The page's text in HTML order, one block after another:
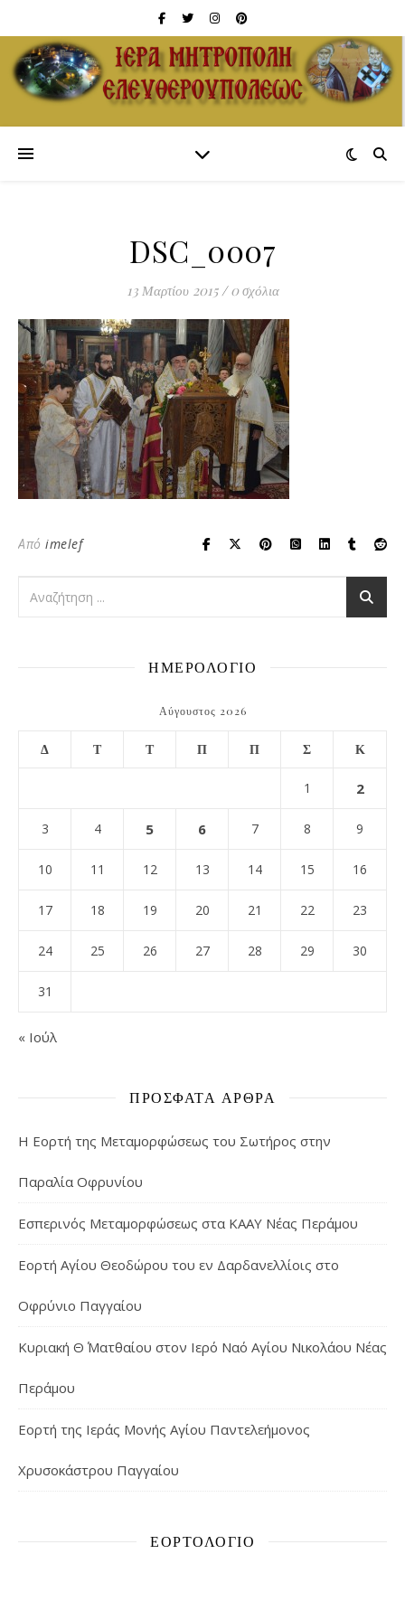
DSC_0007
13 Μαρτίου 2015 / 0 σχόλια
Από imelef
ΗΜΕΡΟΛΟΓΙΟ
Αύγουστος 2026
Δ Τ Τ Π Π Σ Κ
1 2
3 4 5 6 7 8 9
10 11 12 13 14 15 16
17 18 19 20 21 22 23
24 25 26 27 28 29 30
31
« Ιούλ
ΠΡΌΣΦΑΤΑ ΆΡΘΡΑ
Η Εορτή της Μεταμορφώσεως του Σωτήρος στην
Παραλία Οφρυνίου
Εσπερινός Μεταμορφώσεως στα ΚΑΑΥ Νέας Περάμου
Εορτή Αγίου Θεοδώρου του εν Δαρδανελλίοις στο
Οφρύνιο Παγγαίου
Κυριακή Θ΄ Ματθαίου στον Ιερό Ναό Αγίου Νικολάου Νέας
Περάμου
Εορτή της Ιεράς Μονής Αγίου Παντελεήμονος
Χρυσοκάστρου Παγγαίου
ΕΟΡΤΟΛΌΓΙΟ